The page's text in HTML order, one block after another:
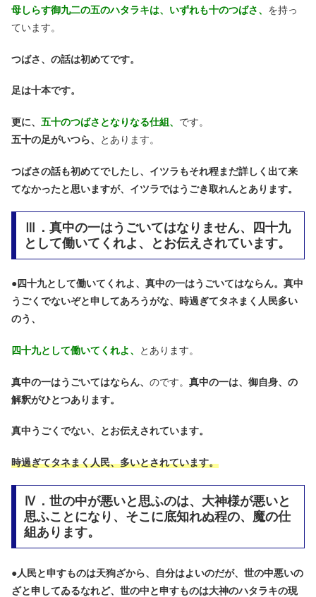
母しらす御九二の五のハタラキは、いずれも十のつばさ、 を持っ
ています。
つばさ、の話は初めてです。
足は十本です。
更に、 五十のつばさとなりなる仕組、 です。
五十の足がいつら、
とあります。
つばさの話も初めてでしたし、イツラもそれ程まだ詳しく出て来
てなかったと思いますが、イツラではうごき取れんとあります。
Ⅲ．真中の一はうごいてはなりません、四十九
として働いてくれよ、とお伝えされています。
●四十九として働いてくれよ、真中の一はうごいてはならん。真中
うごくでないぞと申してあろうがな、時過ぎてタネまく人民多い
のう、
四十九として働いてくれよ、 とあります。
真中の一はうごいてはならん、 のです。 真中の一は、御自身、の
解釈がひとつあります。
真中うごくでない、とお伝えされています。
時過ぎてタネまく人民、多いとされています。
Ⅳ．世の中が悪いと思ふのは、大神様が悪いと
思ふことになり、そこに底知れぬ程の、魔の仕
組あります。
●人民と申すものは天狗ざから、自分はよいのだが、世の中悪いの
ざと申してゐるなれど、世の中と申すものは大神のハタラキの現